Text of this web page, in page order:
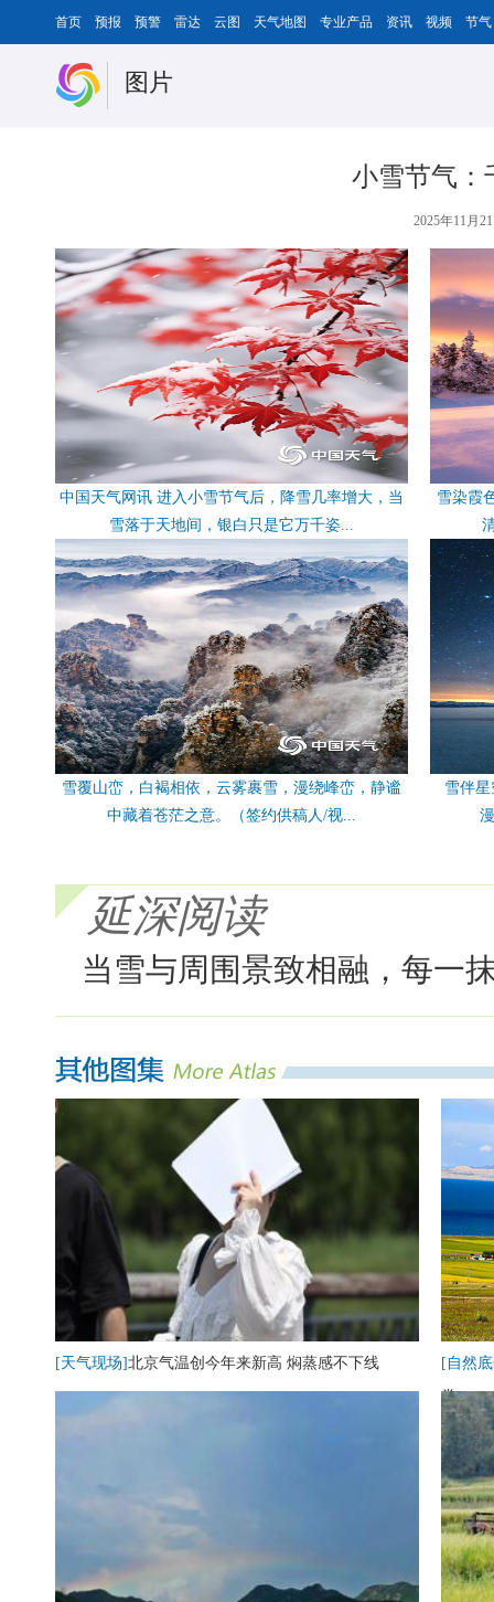
首页 预报 预警 雷达 云图 天气地图 专业产品 资讯 视频 节气
图片
小雪节气：
2025年11月
中国天气网讯 进入小雪节气后，降雪几率增大，当
雪落于天地间，银白只是它万千姿...
雪染霞
雪覆山峦，白褐相依，云雾裹雪，漫绕峰峦，静谧
中藏着苍茫之意。（签约供稿人/视...
雪伴
延深阅读
当雪与周围景致相融，每一
[天气现场]北京气温创今年来新高 焖蒸感不下线
[自然
卷